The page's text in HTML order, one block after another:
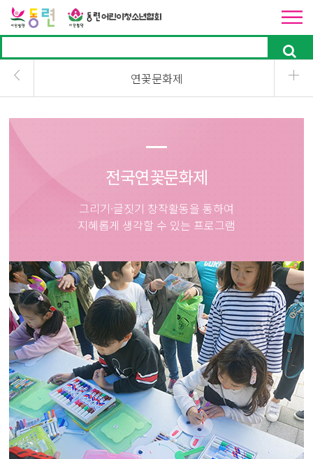
연꽃문화제
전국연꽃문화제
그리기·글짓기 창작활동을 통하여
지혜롭게 생각할 수 있는 프로그램